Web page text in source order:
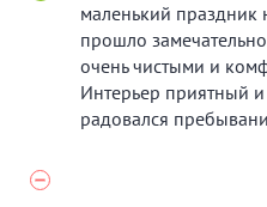
маленький праздник
прошло
очень чистыми и
Интерьер приятный
радовался